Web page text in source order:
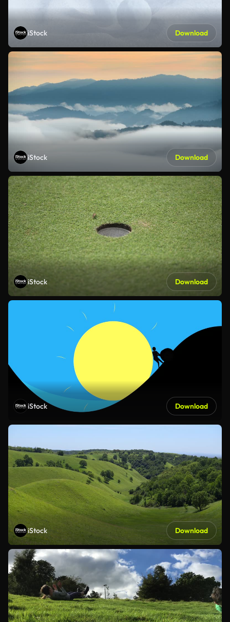
iStock Download
iStock Download
iStock Download
iStock Download
iStock Download